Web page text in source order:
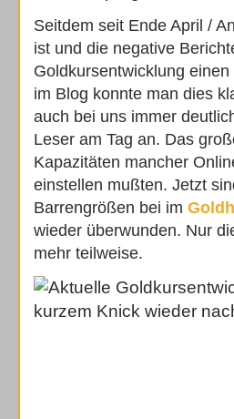
Seitdem seit Ende April /
ist und die negative
Goldkursentwicklung
im Blog konnte man dies
auch bei uns immer
Leser am Tag an. Das
Kapazitäten mancher
einstellen mußten. Jetzt
Barrengrößen bei im
wieder überwunden. Nur
mehr teilweise.